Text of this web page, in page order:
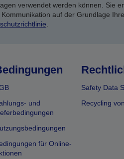
verwendet werden können. Sie
auf der Grundlage
und
für Online-
Safety Data
Recycling